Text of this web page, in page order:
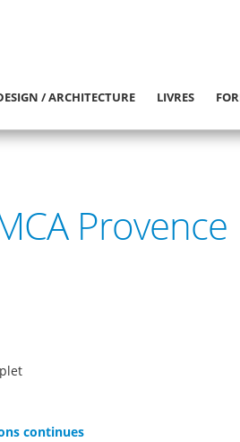
/ ARCHITECTURE LIVRES
Provence
continues